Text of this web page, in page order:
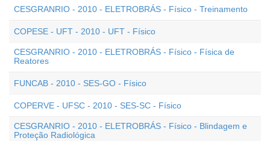
CESGRANRIO - 2010 - ELETROBRÁS - Físico - Treinamento
COPESE - UFT - 2010 - UFT - Físico
CESGRANRIO - 2010 - ELETROBRÁS - Físico - Física de
Reatores
FUNCAB - 2010 - SES-GO - Físico
COPERVE - UFSC - 2010 - SES-SC - Físico
CESGRANRIO - 2010 - ELETROBRÁS - Físico - Blindagem e
Proteção Radiológica